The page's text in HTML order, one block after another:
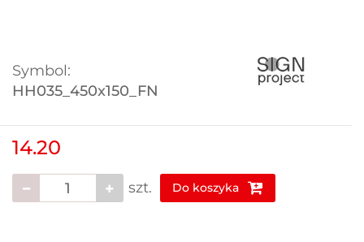
Symbol:
HH035_450x150_FN
14.20
szt. Do koszyka